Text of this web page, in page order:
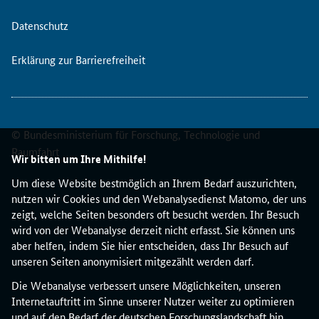
Wir bitten um Ihre Mithilfe!
Um diese Website bestmöglich an Ihrem Bedarf auszurichten,
nutzen wir Cookies und den Webanalysedienst Matomo, der uns
zeigt, welche Seiten besonders oft besucht werden. Ihr Besuch
wird von der Webanalyse derzeit nicht erfasst. Sie können uns
aber helfen, indem Sie hier entscheiden, dass Ihr Besuch auf
unseren Seiten anonymisiert mitgezählt werden darf.
Die Webanalyse verbessert unsere Möglichkeiten, unseren
Internetauftritt im Sinne unserer Nutzer weiter zu optimieren
l
f
S
T
h
a
t
H
i
n
w
i
s
Datenschutz
Erklärung zur Barrierefreiheit
© Bundesministerium für Forschung, Technologie und
Raumfahrt